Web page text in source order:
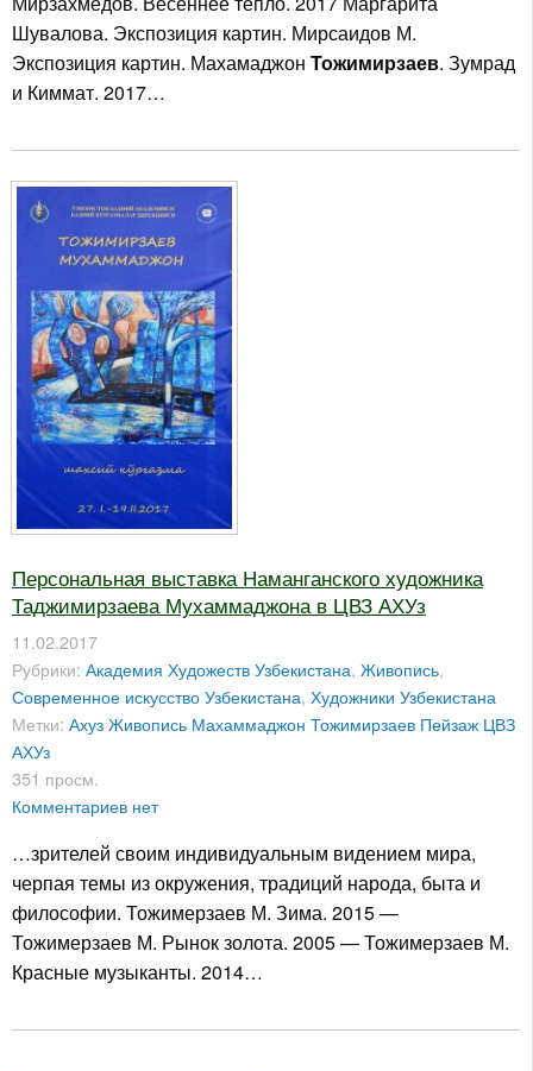
Шувалова. Экспозиция картин. Мирсаидов М.
Экспозиция картин. Махамаджон Тожимирзаев. Зумрад
и Киммат. 2017…
Персональная выставка Наманганского художника
Таджимирзаева Мухаммаджона в ЦВЗ АХУз
11.02.2017
Рубрики: Академия Художеств Узбекистана, Живопись,
Современное искусство Узбекистана, Художники Узбекистана
Метки: АхузЖивопись Махаммаджон Тожимирзаев Пейзаж ЦВЗ
АХУз
351 просм.
Комментариев нет
…зрителей своим индивидуальным видением мира,
черпая темы из окружения, традиций народа, быта и
философии. Тожимерзаев М. Зима. 2015 —
Тожимерзаев М. Рынок золота. 2005 — Тожимерзаев М.
Красные музыканты. 2014…